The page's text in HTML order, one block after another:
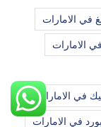
في الامارات
الامارات
في الامارات
في الامارات